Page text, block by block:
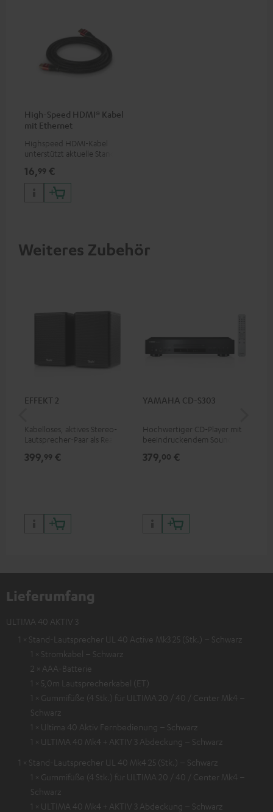
High-Speed HDMI® Kabel
mit Ethernet
Highspeed HDMI-Kabel
unterstützt aktuelle Standards
16,99 €
Weiteres Zubehör
EFFEKT 2
Kabelloses, aktives Stereo-
Lautsprecher-Paar als Rear-
geeignete Teufel Systeme
399,99 €
YAMAHA CD-S303
Hochwertiger CD-Player mit
beeindruckendem Sound und
379,00 €
Lieferumfang
ULTIMA 40 AKTIV 3
1 × Stand-Lautsprecher UL 40 Active Mk3 25 (Stk.) – Schwarz
1 × Stromkabel – Schwarz
2 × AAA-Batterie
1 × 5,0m Lautsprecherkabel (ET)
1 × Gummifüße (4 Stk.) für ULTIMA 20 / 40 / Center Mk4 –
Schwarz
1 × Ultima 40 Aktiv Fernbedienung – Schwarz
1 × ULTIMA 40 Mk4 + AKTIV 3 Abdeckung – Schwarz
1 × Stand-Lautsprecher UL 40 Mk4 25 (Stk.) – Schwarz
1 × Gummifüße (4 Stk.) für ULTIMA 20 / 40 / Center Mk4 –
Schwarz
1 × ULTIMA 40 Mk4 + AKTIV 3 Abdeckung – Schwarz